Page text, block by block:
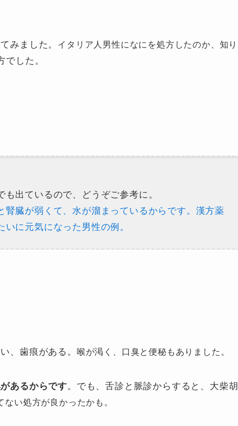
みました。 イタリア人男性になにを処方したのか、知り
でした。
出ているので、どうぞご参考に。
腎臓が弱くて、水が溜まっているからです。漢方薬
に元気になった男性の例。
、歯痕がある。 喉が渇く、口臭と便秘もありました。
あるからです。でも、舌診と脈診からすると、大柴胡
い処方が良かったかも。